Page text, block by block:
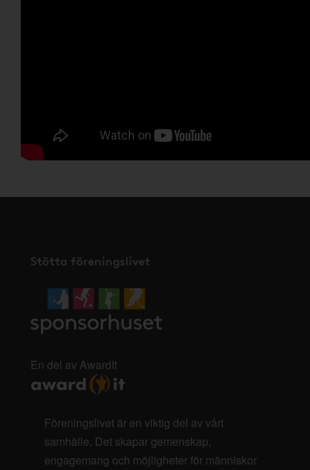
Stötta föreningslivet
En del av AwardIt
Föreningslivet är en viktig del av vårt
samhälle. Det skapar gemenskap,
engagemang och möjligheter för människor